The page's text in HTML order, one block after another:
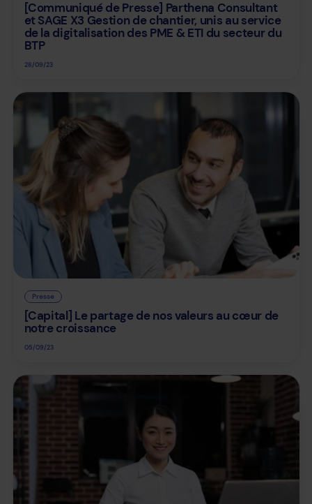
[Communiqué de Presse] Parthena Consultant
et SAGE X3 Gestion de chantier, unis au service
de la digitalisation des PME & ETI du secteur du
BTP
28/09/23
Presse
[Capital] Le partage de nos valeurs au cœur de
notre croissance
05/09/23